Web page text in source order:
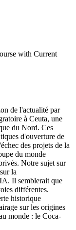
with Current
de l'actualité par
à Ceuta, une
du Nord. Ces
d'ouverture de
des projets de la
du monde
Notre sujet sur
la
Il semblerait que
différentes.
historique
sur les origines
monde : le Coca-